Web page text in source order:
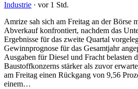
Industrie · vor 1 Std.
Amrize sah sich am Freitag an der Börse
Abverkauf konfrontiert, nachdem das
Ergebnisse für das zweite Quartal
Gewinnprognose für das Gesamtjahr
Ausgaben für Diesel und Fracht belasten
Baustoffkonzerns stärker als zuvor
am Freitag einen Rückgang von 9,56
einem…